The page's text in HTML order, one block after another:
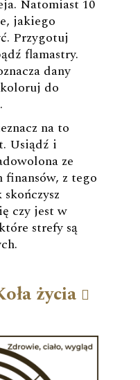
Natomiast 10
jakiego
Przygotuj
flamastry.
dany
do
na to
Usiądź i
ze
finansów, z tego
czy jest w
strefy są
życia